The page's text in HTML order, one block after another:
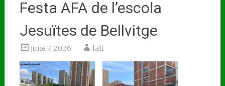
Festa AFA de l’escola
Jesuïtes de Bellvitge
June 7, 2026 lali